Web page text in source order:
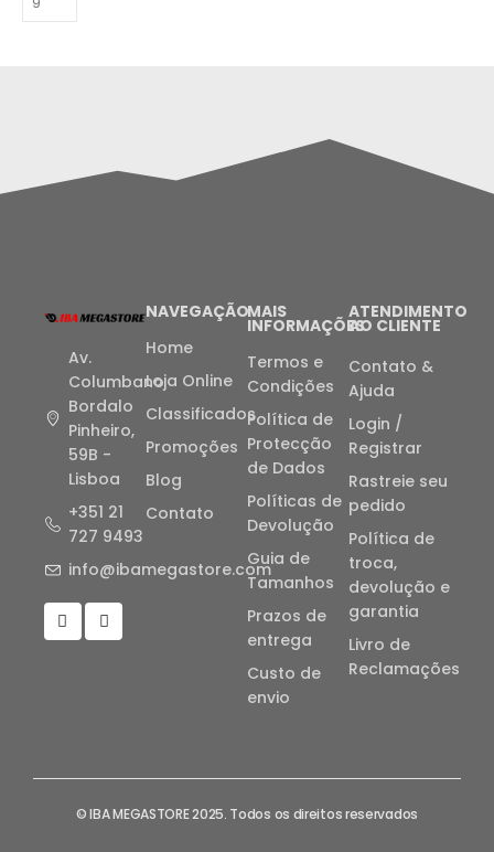
Av.
Columbano
Bordalo
Pinheiro,
59B -
Lisboa
+351 21
727 9493
info@ibamegastore.com
NAVEGAÇÃO
Home
Loja Online
Classificados
Promoções
Blog
Contato
MAIS
INFORMAÇÕES
Termos e
Condições
Política de
Protecção
de Dados
Políticas de
Devolução
Guia de
Tamanhos
Prazos de
entrega
Custo de
envio
ATENDIMENTO
AO CLIENTE
Contato &
Ajuda
Login /
Registrar
Rastreie seu
pedido
Política de
troca,
devolução e
garantia
Livro de
Reclamações
© IBA MEGASTORE 2025. Todos os direitos reservados